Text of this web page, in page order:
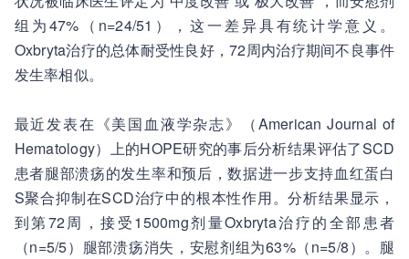
组为47%（n=24/51），这一差异具有统计学意义。
Oxbryta治疗的总体耐受性良好，72周内治疗期间不良事件
发生率相似。
最近发表在《美国血液学杂志》（American Journal of
Hematology）上的HOPE研究的事后分析结果评估了SCD
患者腿部溃疡的发生率和预后，数据进一步支持血红蛋白
S聚合抑制在SCD治疗中的根本性作用。分析结果显示，
到第72周，接受1500mg剂量Oxbryta治疗的全部患者
（n=5/5）腿部溃疡消失，安慰剂组为63%（n=5/8）。腿